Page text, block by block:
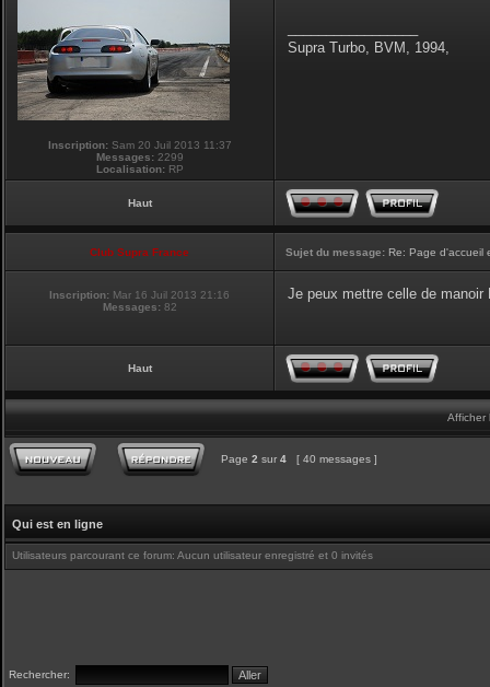
Inscription: Sam 20 Juil 2013 11:37
Messages: 2299
Localisation: RP
Supra Turbo, BVM, 1994,
Haut
Club Supra France Sujet du message: Re: Page d'accueil
Inscription: Mar 16 Juil 2013 21:16
Messages: 82
Je peux mettre celle de
Haut
Afficher
Page 2 sur 4 [ 40 messages ]
Qui est en ligne
Utilisateurs parcourant ce forum: Aucun utilisateur enregistré et 0 invités
Rechercher: